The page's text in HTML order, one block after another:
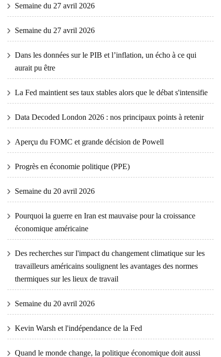
Semaine du 27 avril 2026
Semaine du 27 avril 2026
Dans les données sur le PIB et l’inflation, un écho à ce qui
aurait pu être
La Fed maintient ses taux stables alors que le débat s'intensifie
Data Decoded London 2026 : nos principaux points à retenir
Aperçu du FOMC et grande décision de Powell
Progrès en économie politique (PPE)
Semaine du 20 avril 2026
Pourquoi la guerre en Iran est mauvaise pour la croissance
économique américaine
Des recherches sur l'impact du changement climatique sur les
travailleurs américains soulignent les avantages des normes
thermiques sur les lieux de travail
Semaine du 20 avril 2026
Kevin Warsh et l'indépendance de la Fed
Quand le monde change, la politique économique doit aussi